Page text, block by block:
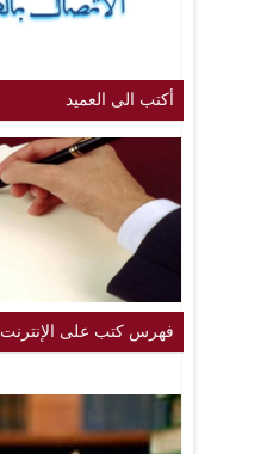
أكتب الى العميد
فهرس كتب على الإنترنت